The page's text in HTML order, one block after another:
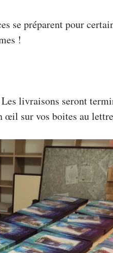
se préparent pour
!
livraisons seront
œil sur vos boites au